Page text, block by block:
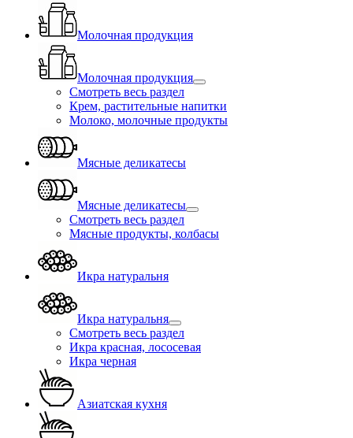
Молочная продукция
Молочная продукция
Смотреть весь раздел
Крем, растительные напитки
Молоко, молочные продукты
Мясные деликатесы
Мясные деликатесы
Смотреть весь раздел
Мясные продукты, колбасы
Икра натуральня
Икра натуральня
Смотреть весь раздел
Икра красная, лососевая
Икра черная
Азиатская кухня